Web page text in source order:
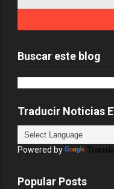
Buscar este blog
Traducir Noticias
Powered by
Popular Posts